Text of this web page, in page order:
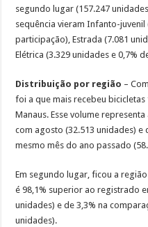
segundo lugar (157.247
sequência vieram Infanto-juvenil
participação), Estrada (7.081
Elétrica (3.329 unidades e 0,7%
Distribuição por região –
foi a que mais recebeu
Manaus. Esse volume
com agosto (32.513 unidades) e
mesmo mês do ano passado
Em segundo lugar, ficou a
é 98,1% superior ao registrado
unidades) e de 3,3% na
unidades).